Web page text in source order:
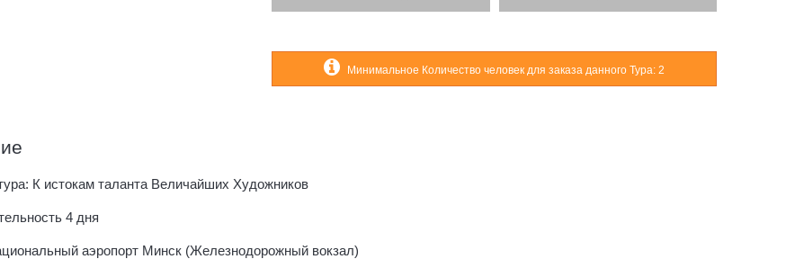
Минимальное Количество человек для заказа данного Тура: 2
К истокам таланта Величайших Художников
4 дня
аэропорт Минск (Железнодорожный вокзал)